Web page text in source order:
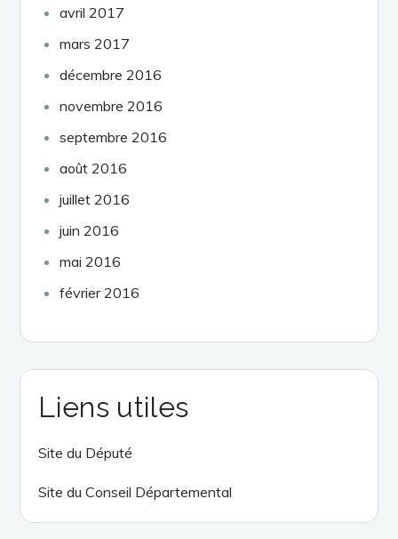
avril 2017
mars 2017
décembre 2016
novembre 2016
septembre 2016
août 2016
juillet 2016
juin 2016
mai 2016
février 2016
Liens utiles
Site du Député
Site du Conseil Départemental